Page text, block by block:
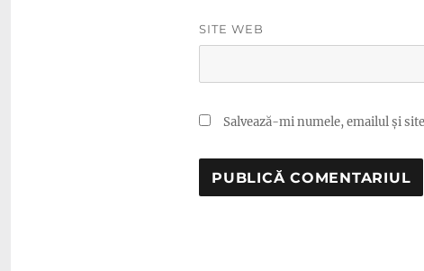
SITE WEB
Salvează-mi numele, emailul și